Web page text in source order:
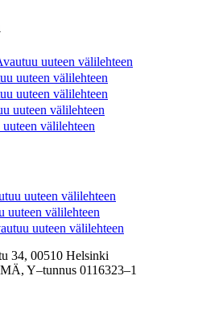
uuteen välilehteen
uuteen välilehteen
uuteen välilehteen
uuteen välilehteen
välilehteen
uuteen välilehteen
uuteen välilehteen
uuteen välilehteen
34, 00510 Helsinki
Y–tunnus 0116323–1